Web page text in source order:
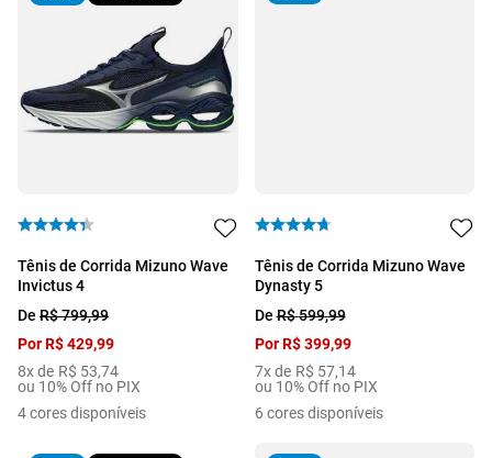
Tênis de Corrida Mizuno Wave
Invictus 4
De R$799,99
PorR$429,99
8x de R$ 53,74
ou 10% Off no PIX
4cores disponíveis
Tênis de Corrida Mizuno Wave
Dynasty 5
DeR$599,99
PorR$ 399,99
7x de R$ 57,14
ou 10% Off no PIX
6 cores disponíveis